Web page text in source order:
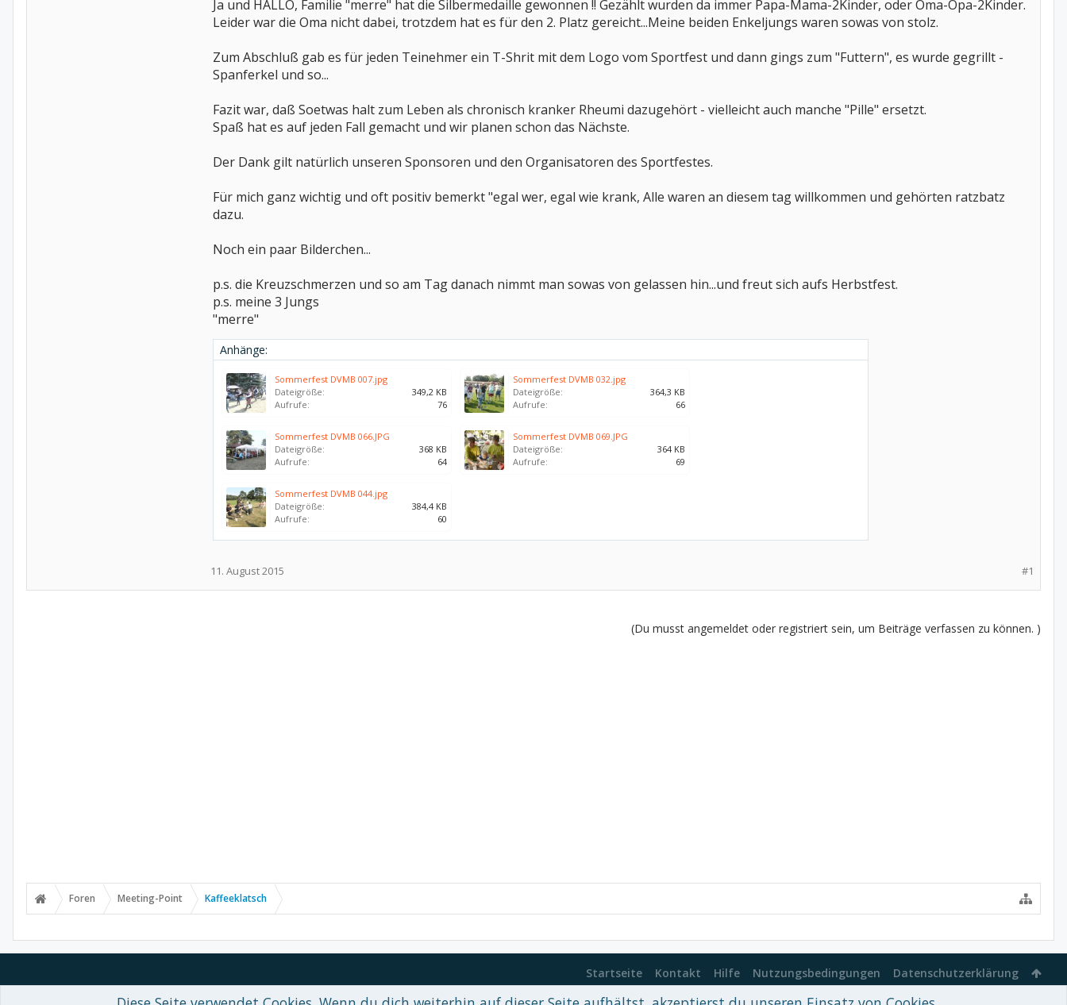
Ja und HALLO, Familie "merre" hat die Silbermedaille gewonnen !! Gezählt wurden da immer Papa-Mama-2Kinder, oder Oma-Opa-2Kinder.
Leider war die Oma nicht dabei, trotzdem hat es für den 2. Platz gereicht...Meine beiden Enkeljungs waren sowas von stolz.
Zum Abschluß gab es für jeden Teinehmer ein T-Shrit mit dem Logo vom Sportfest und dann gings zum "Futtern", es wurde gegrillt -
Spanferkel und so...
Fazit war, daß Soetwas halt zum Leben als chronisch kranker Rheumi dazugehört - vielleicht auch manche "Pille" ersetzt.
Spaß hat es auf jeden Fall gemacht und wir planen schon das Nächste.
Der Dank gilt natürlich unseren Sponsoren und den Organisatoren des Sportfestes.
Für mich ganz wichtig und oft positiv bemerkt "egal wer, egal wie krank, Alle waren an diesem tag willkommen und gehörten ratzbatz
dazu.
Noch ein paar Bilderchen...
p.s. die Kreuzschmerzen und so am Tag danach nimmt man sowas von gelassen hin...und freut sich aufs Herbstfest.
p.s. meine 3 Jungs
"merre"
Anhänge:
Sommerfest DVMB 007.jpg
Dateigröße:
349,2 KB
Aufrufe:
76
Sommerfest DVMB 032.jpg
Dateigröße:
364,3 KB
Aufrufe:
66
Sommerfest DVMB 066.JPG
Dateigröße:
368 KB
Aufrufe:
64
Sommerfest DVMB 069.JPG
Dateigröße:
364 KB
Aufrufe:
69
Sommerfest DVMB 044.jpg
Dateigröße:
384,4 KB
Aufrufe:
60
#1
11. August 2015
(Du musst angemeldet oder registriert sein, um Beiträge verfassen zu können. )
Foren Meeting-Point Kaffeeklatsch
Startseite Kontakt Hilfe Nutzungsbedingungen Datenschutzerklärung